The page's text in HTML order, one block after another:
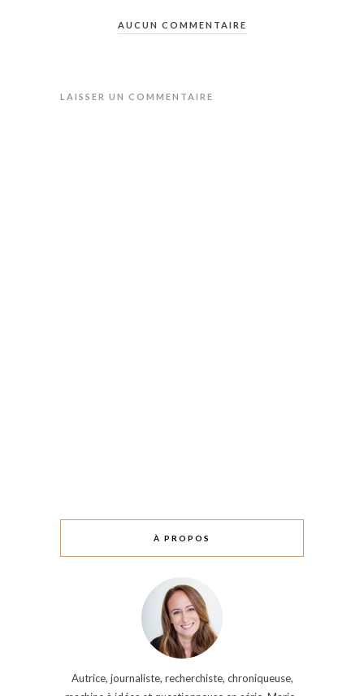
AUCUN COMMENTAIRE
LAISSER UN COMMENTAIRE
À PROPOS
Autrice, journaliste, recherchiste, chroniqueuse,